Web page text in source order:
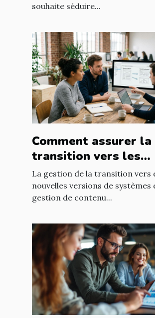
souhaite séduire...
Comment assurer la
transition vers les
nouvelles versions
systèmes de gestion
contenu ?
La gestion de la transition vers
nouvelles versions de systèmes
gestion de contenu...